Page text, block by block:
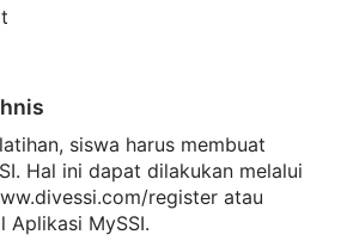
siswa harus membuat
Hal ini dapat dilakukan melalui
register atau
Aplikasi MySSI.